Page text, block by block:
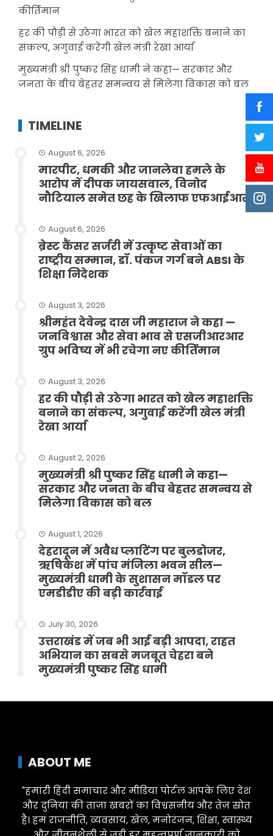
कीर्तिमान
हर की पौड़ी से उठेगा भारत को खेल महाशक्ति बनाने का
संकल्प, अगुवाई करेंगी खेल मंत्री रेखा आर्या
मुख्यमंत्री श्री पुष्कर सिंह धामी ने कहा— सरकार और
जनता के बीच बेहतर समन्वय से मिलेगा विकास को बल
TIMELINE
August 6, 2026
मारपीट, धमकी और जानलेवा हमले के
आरोप में दीपक जायसवाल, विनोद
नौटियाल समेत छह के खिलाफ एफआईआर
August 6, 2026
ब्रेस्ट कैंसर सर्जरी में उत्कृष्ट सेवाओं का
राष्ट्रीय सम्मान, डॉ. पंकज गर्ग बने ABSI के
शिक्षा निदेशक
August 3, 2026
श्रीमहंत देवेन्द्र दास जी महाराज ने कहा —
जनविश्वास और सेवा भाव से एसजीआरआर
ग्रुप भविष्य में भी रचेगा नए कीर्तिमान
August 3, 2026
हर की पौड़ी से उठेगा भारत को खेल महाशक्ति
बनाने का संकल्प, अगुवाई करेंगी खेल मंत्री
रेखा आर्या
August 2, 2026
मुख्यमंत्री श्री पुष्कर सिंह धामी ने कहा—
सरकार और जनता के बीच बेहतर समन्वय से
मिलेगा विकास को बल
August 1, 2026
देहरादून में अवैध प्लाटिंग पर बुलडोजर,
ऋषिकेश में पांच मंजिला भवन सील—
मुख्यमंत्री धामी के सुशासन मॉडल पर
एमडीडीए की बड़ी कार्रवाई
July 30, 2026
उत्तराखंड में जब भी आई बड़ी आपदा, राहत
अभियान का सबसे मजबूत चेहरा बने
मुख्यमंत्री पुष्कर सिंह धामी
ABOUT ME
"हमारी हिंदी समाचार और मीडिया पोर्टल आपके लिए देश
और दुनिया की ताज़ा खबरों का विश्वसनीय और तेज़ स्रोत
है। हम राजनीति, व्यवसाय, खेल, मनोरंजन, शिक्षा, स्वास्थ्य